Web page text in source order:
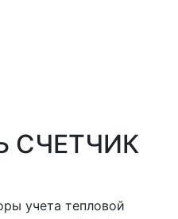
СЧЕТЧИК
учета тепловой